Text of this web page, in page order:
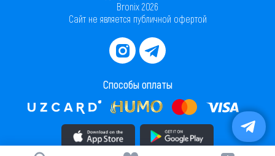
Bronix 2026
Сайт не является публичной офертой
Способы оплаты
Скачать приложение в AppStore Скачать приложение в PlayMarket